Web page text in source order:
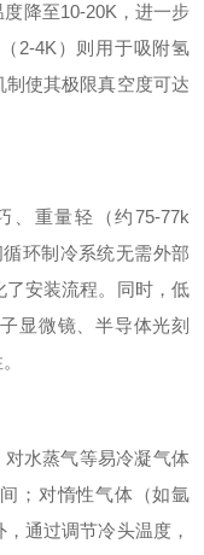
降至10-20K，进一步
2-4K）则用于吸附氢
使其极限真空度可达
、重量轻（约75-77k
环制冷系统无需外部
安装流程。同时，低
显微镜、半导体光刻
水蒸气等易冷凝气体
；对惰性气体（如氩
通过调节冷头温度，